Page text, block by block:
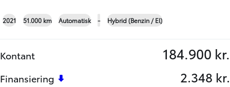
2021 51.000 km Automatisk - Hybrid (Benzin / El)
Kontant 184.900 kr.
Finansiering 2.348 kr.